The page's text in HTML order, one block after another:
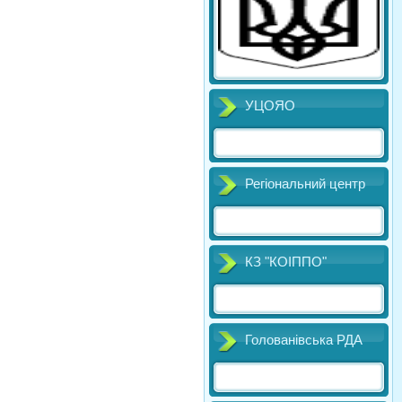
УЦОЯО
Регіональний центр
КЗ "КОІППО"
Голованівська РДА